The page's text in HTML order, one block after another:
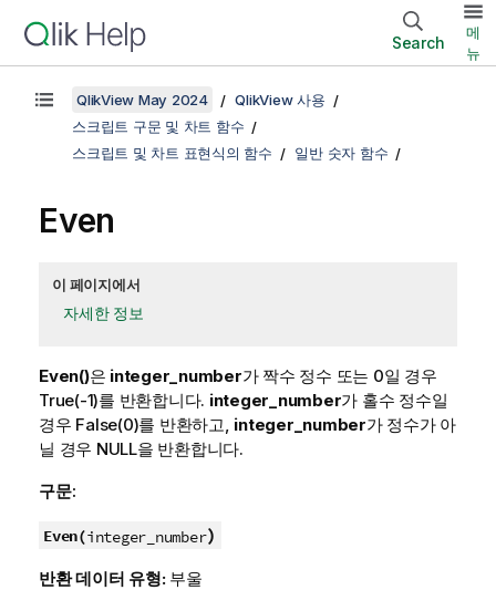
Search
메
뉴
QlikView May 2024
QlikView 사용
스크립트 구문 및 차트 함수
스크립트 및 차트 표현식의 함수
일반 숫자 함수
Even
이 페이지에서
자세한 정보
Even()은 integer_number가 짝수 정수 또는 0일 경우
True(-1)를 반환합니다. integer_number가 홀수 정수일
경우 False(0)를 반환하고, integer_number가 정수가 아
닐 경우 NULL을 반환합니다.
구문:
Even(integer_number)
반환 데이터 유형: 부울